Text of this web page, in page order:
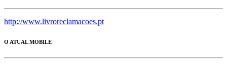
http://www.livroreclamacoes.pt
O ATUAL MOBILE